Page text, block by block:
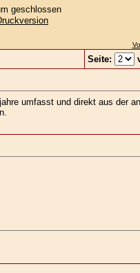
geschlossen
Seite:
umfasst und direkt aus der